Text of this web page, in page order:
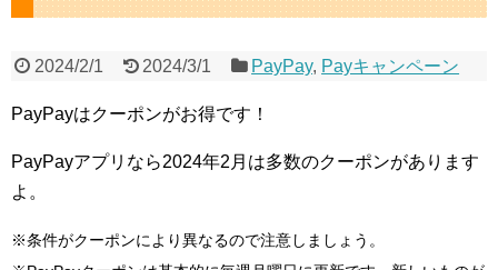
2024/2/1 2024/3/1 PayPay, Payキャンペーン
PayPayはクーポンがお得です！
PayPayアプリなら2024年2月は多数のクーポンがあります
よ。
※条件がクーポンにより異なるので注意しましょう。